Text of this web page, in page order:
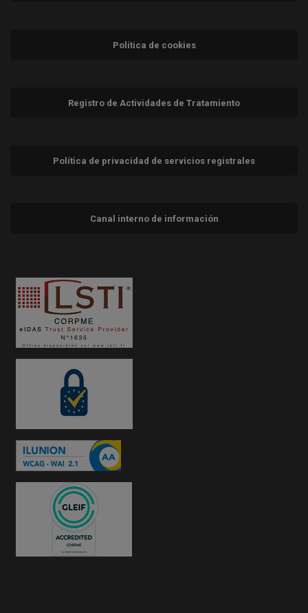
Política de cookies
Registro de Actividades de Tratamiento
Política de privacidad de servicios registrales
Canal interno de información